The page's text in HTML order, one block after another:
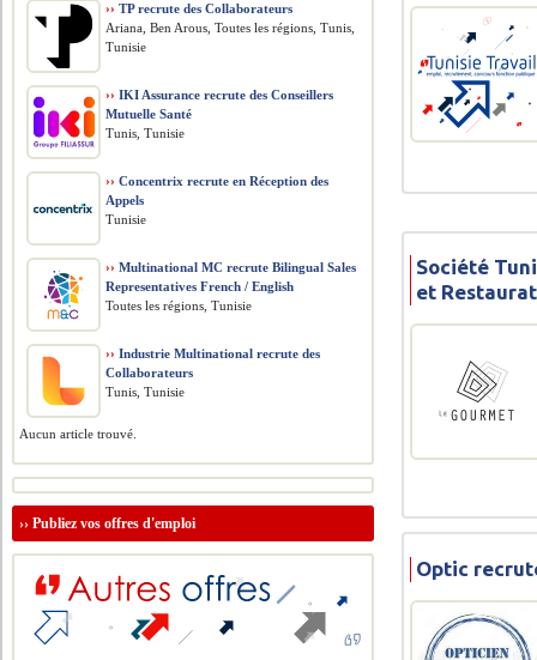
Société
et
Optic
›› TP recrute des Collaborateurs
Ariana, Ben Arous, Toutes les régions, Tunis,
Tunisie
›› IKI Assurance recrute des Conseillers
Mutuelle Santé
Tunis, Tunisie
›› Concentrix recrute en Réception des
Appels
Tunisie
›› Multinational MC recrute Bilingual Sales
Representatives French / English
Toutes les régions, Tunisie
›› Industrie Multinational recrute des
Collaborateurs
Tunis, Tunisie
Aucun article trouvé.
››Publiez vos offres d'emploi